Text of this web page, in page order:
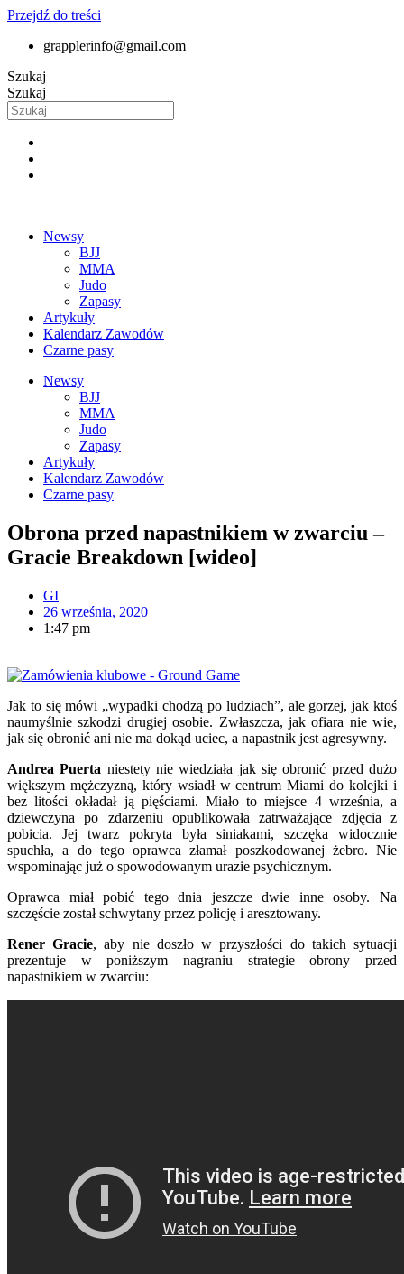
Przejdź do treści
grapplerinfo@gmail.com
Szukaj
Szukaj
Newsy
BJJ
MMA
Judo
Zapasy
Artykuły
Kalendarz Zawodów
Czarne pasy
Newsy
BJJ
MMA
Judo
Zapasy
Artykuły
Kalendarz Zawodów
Czarne pasy
Obrona przed napastnikiem w zwarciu –
Gracie Breakdown [wideo]
GI
26 września, 2020
1:47 pm
Jak to się mówi „wypadki chodzą po ludziach”, ale gorzej, jak ktoś
naumyślnie szkodzi drugiej osobie. Zwłaszcza, jak ofiara nie wie,
jak się obronić ani nie ma dokąd uciec, a napastnik jest agresywny.
Andrea Puerta niestety nie wiedziała jak się obronić przed dużo
większym mężczyzną, który wsiadł w centrum Miami do kolejki i
bez litości okładał ją pięściami. Miało to miejsce 4 września, a
dziewczyna po zdarzeniu opublikowała zatrważające zdjęcia z
pobicia. Jej twarz pokryta była siniakami, szczęka widocznie
spuchła, a do tego oprawca złamał poszkodowanej żebro. Nie
wspominając już o spowodowanym urazie psychicznym.
Oprawca miał pobić tego dnia jeszcze dwie inne osoby. Na
szczęście został schwytany przez policję i aresztowany.
Rener Gracie, aby nie doszło w przyszłości do takich sytuacji
prezentuje w poniższym nagraniu strategie obrony przed
napastnikiem w zwarciu: